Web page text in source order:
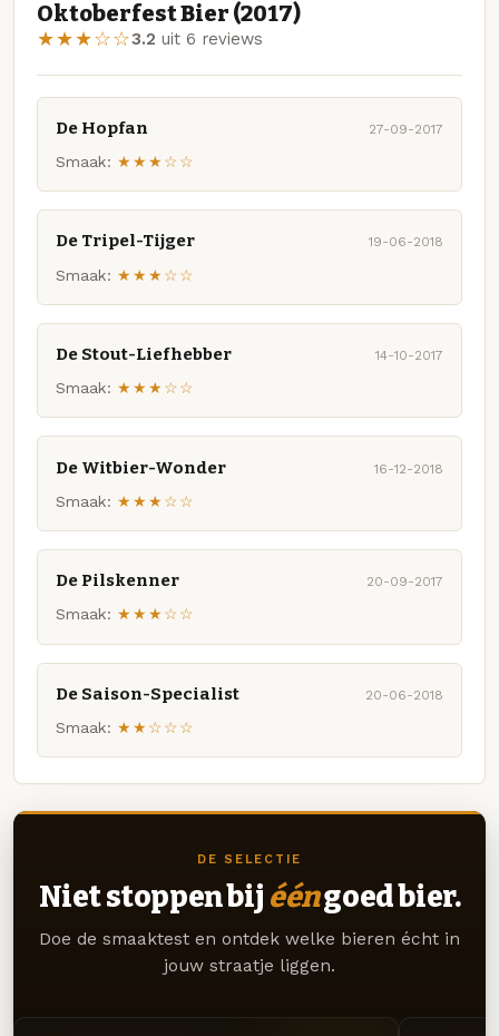
Oktoberfest Bier (2017)
★★★☆☆3.2 uit 6 reviews
De Hopfan 27-09-2017
Smaak: ★★★☆☆
De Tripel-Tijger 19-06-2018
Smaak: ★★★☆☆
De Stout-Liefhebber 14-10-2017
Smaak: ★★★☆☆
De Witbier-Wonder 16-12-2018
Smaak: ★★★☆☆
De Pilskenner 20-09-2017
Smaak: ★★★☆☆
De Saison-Specialist 20-06-2018
Smaak: ★★☆☆☆
DE SELECTIE
Niet stoppen bij ééngoed bier.
Doe de smaaktest en ontdek welke bieren écht in
jouw straatje liggen.